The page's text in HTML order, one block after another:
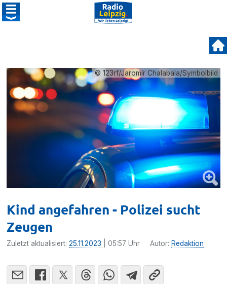
© 123rf/Jaromír Chalabala/Symbolbild
Kind angefahren - Polizei sucht
Zeugen
Zuletzt aktualisiert:25.11.2023 | 05:57 Uhr Autor: Redaktion